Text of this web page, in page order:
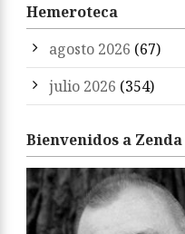
Hemeroteca
agosto 2026 (67)
julio 2026 (354)
Bienvenidos a Zenda